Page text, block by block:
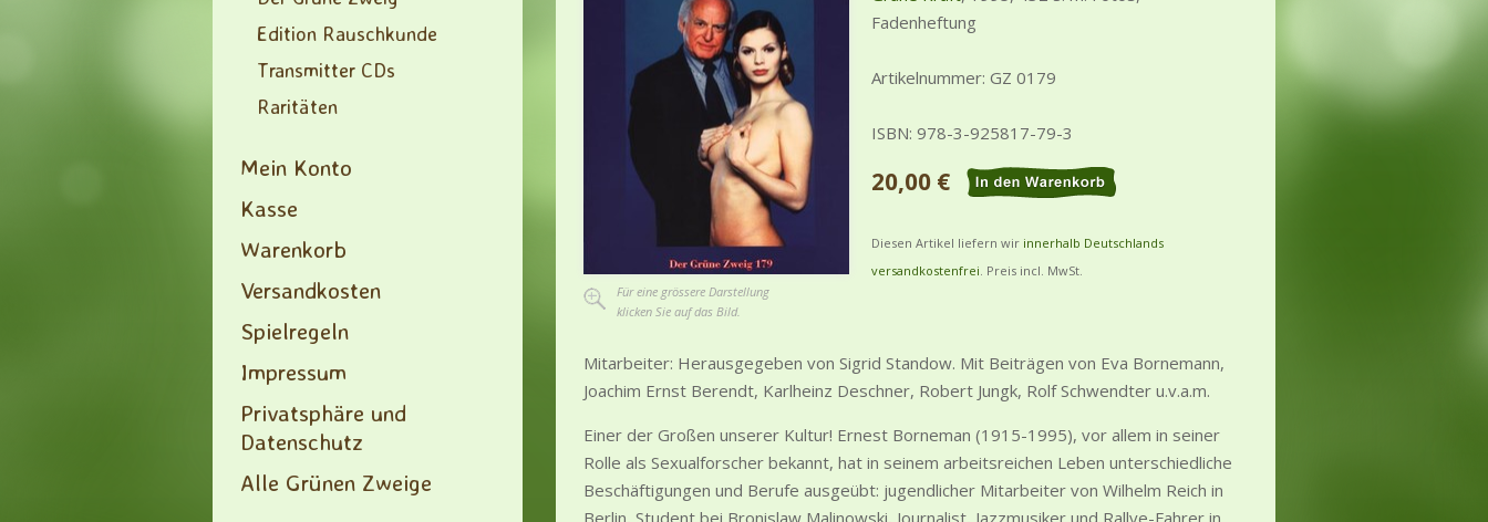
Edition Rauschkunde
Transmitter CDs
Raritäten
Mein Konto
Kasse
Warenkorb
Versandkosten
Spielregeln
Impressum
Privatsphäre und
Datenschutz
Alle Grünen Zweige
Für eine grössere Darstellung
klicken Sie auf das Bild.
Fadenheftung
Artikelnummer: GZ 0179
ISBN: 978-3-925817-79-3
20,00 €
Diesen Artikel liefern wir innerhalb Deutschlands
versandkostenfrei. Preis incl. MwSt.
Mitarbeiter: Herausgegeben von Sigrid Standow. Mit Beiträgen von Eva Bornemann,
Joachim Ernst Berendt, Karlheinz Deschner, Robert Jungk, Rolf Schwendter u.v.a.m.
Einer der Großen unserer Kultur! Ernest Borneman (1915-1995), vor allem in seiner
Rolle als Sexualforscher bekannt, hat in seinem arbeitsreichen Leben unterschiedliche
Beschäftigungen und Berufe ausgeübt: jugendlicher Mitarbeiter von Wilhelm Reich in
Berlin, Student bei Bronislaw Malinowski, Journalist, Jazzmusiker und Rallye-Fahrer in